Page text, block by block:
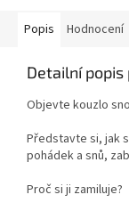
Popis Hodnocení
Detailní popis
Objevte kouzlo
Představte si, jak
pohádek a snů,
Proč si ji zamiluje?